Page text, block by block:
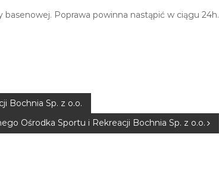
Poprawa powinna nastąpić w ciągu 24h.
Bochnia Sp. z o.o.
Ośrodka Sportu i Rekreacji Bochnia Sp. z o.o.